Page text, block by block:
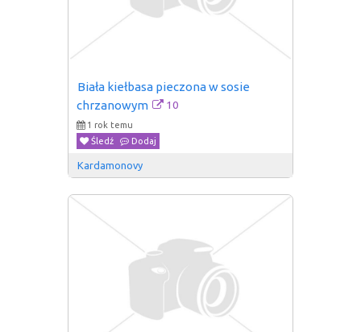
Biała kiełbasa pieczona w sosie
chrzanowym
10
1 rok temu
Śledź
Dodaj
Kardamonovy